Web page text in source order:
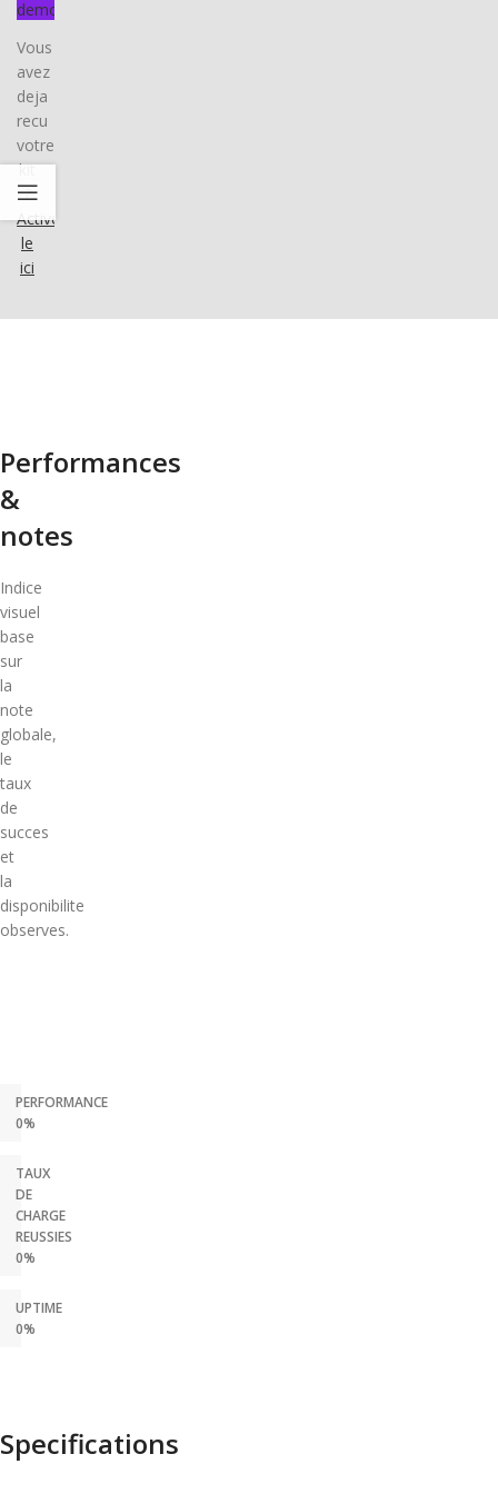
demo
Vous
avez
deja
recu
votre
kit
?
Activez-
le
ici
Performances
&
notes
Indice
visuel
base
sur
la
note
globale,
le
taux
de
succes
et
la
disponibilite
observes.
PERFORMANCE
0%
TAUX
DE
CHARGE
REUSSIES
0%
UPTIME
0%
Specifications